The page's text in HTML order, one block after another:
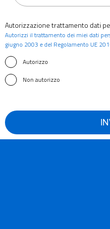
Autorizzazione trattamento dati
Autorizzi il trattamento dei miei dati
giugno 2003 e del Regolamento UE
Autorizzo
Non autorizzo